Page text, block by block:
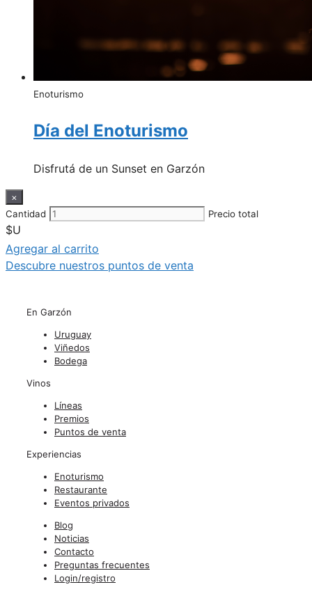
Enoturismo
Día del Enoturismo
Disfrutá de un Sunset en Garzón
×
Cantidad
Precio total
$U
Agregar al carrito
Descubre nuestros puntos de venta
En Garzón
Uruguay
Viñedos
Bodega
Vinos
Líneas
Premios
Puntos de venta
Experiencias
Enoturismo
Restaurante
Eventos privados
Blog
Noticias
Contacto
Preguntas frecuentes
Login/registro